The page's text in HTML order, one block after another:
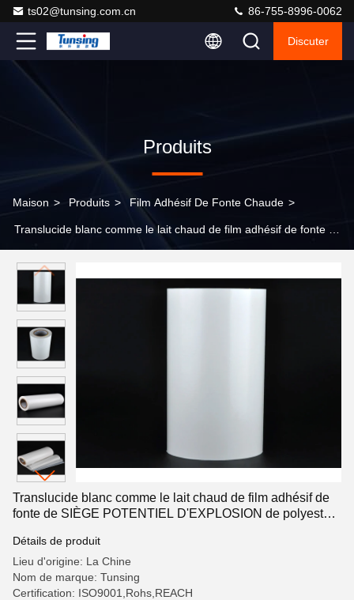
ts02@tunsing.com.cn 86-755-8996-0062
Discuter
Produits
Maison > Produits > Film Adhésif De Fonte Chaude >
Translucide blanc comme le lait chaud de film adhésif de fonte de
réservation
Translucide blanc comme le lait chaud de film adhésif de
fonte de SIÈGE POTENTIEL D'EXPLOSION de polyester
Détails de produit
Lieu d'origine: La Chine
Nom de marque: Tunsing
Certification: ISO9001,Rohs,REACH